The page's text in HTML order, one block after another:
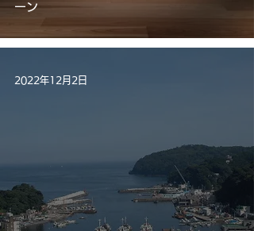
ーン
2022年12月2日